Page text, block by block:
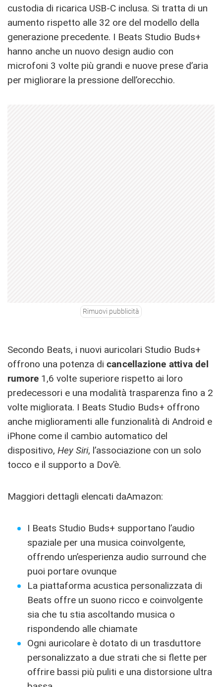
custodia di ricarica USB-C inclusa. Si tratta di un
aumento rispetto alle 32 ore del modello della
generazione precedente. I Beats Studio Buds+
hanno anche un nuovo design audio con
microfoni 3 volte più grandi e nuove prese d’aria
per migliorare la pressione dell’orecchio.
Rimuovi pubblicità
Secondo Beats, i nuovi auricolari Studio Buds+
offrono una potenza di cancellazione attiva del
rumore 1,6 volte superiore rispetto ai loro
predecessori e una modalità trasparenza fino a 2
volte migliorata. I Beats Studio Buds+ offrono
anche miglioramenti alle funzionalità di Android e
iPhone come il cambio automatico del
dispositivo, Hey Siri, l’associazione con un solo
tocco e il supporto a Dov’è.
Maggiori dettagli elencati daAmazon:
I Beats Studio Buds+ supportano l’audio
spaziale per una musica coinvolgente,
offrendo un’esperienza audio surround che
puoi portare ovunque
La piattaforma acustica personalizzata di
Beats offre un suono ricco e coinvolgente
sia che tu stia ascoltando musica o
rispondendo alle chiamate
Ogni auricolare è dotato di un trasduttore
personalizzato a due strati che si flette per
offrire bassi più puliti e una distorsione ultra